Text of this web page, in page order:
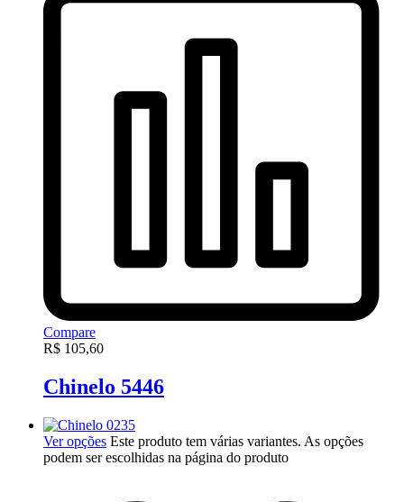
Compare
R$ 105,60
Chinelo 5446
Ver opções Este produto tem várias variantes. As opções
podem ser escolhidas na página do produto